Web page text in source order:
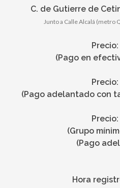
C. de Gutierre de
Junto a Calle Alcalá (metro
(Pago en
(Pago adelantado con
(Grupo
(Pago
Hora